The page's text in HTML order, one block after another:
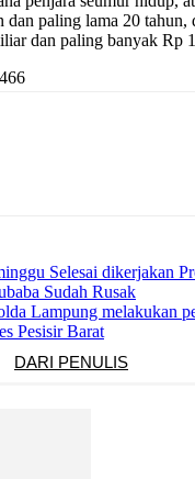
dan paling lama 20 tahun,
dan paling banyak Rp
466
Selesai dikerjakan
Sudah Rusak
Lampung melakukan
Pesisir Barat
DARI PENULIS